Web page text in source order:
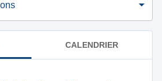
CALENDRIER